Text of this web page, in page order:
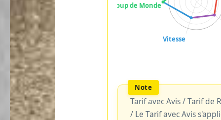
Tarif avec Avis / Tarif de
/ Le Tarif avec Avis